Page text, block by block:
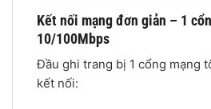
Kết nối mạng đơn giản – 1
10/100Mbps
Đầu ghi trang bị 1 cổng mạng
kết nối: